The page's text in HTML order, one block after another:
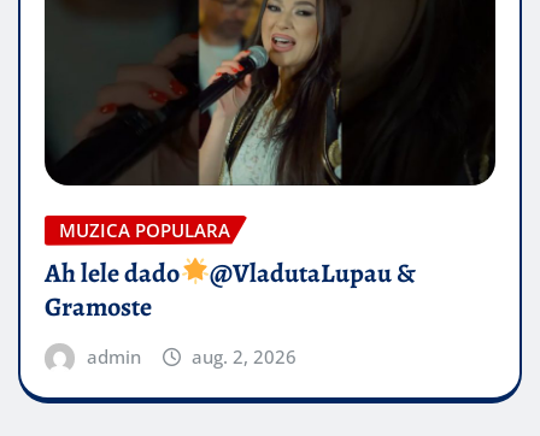
MUZICA POPULARA
Ah lele dado​
@VladutaLupau &
Gramoste
admin aug. 2, 2026